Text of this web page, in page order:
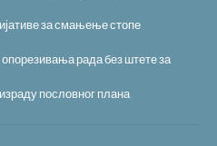
за смањење стопе
рада без штете за
пословног плана